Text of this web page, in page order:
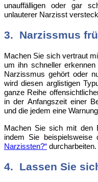
unauffälligen oder gar
unlauterer Narzisst
3. Narzissmus
Machen Sie sich vertraut
um ihn schneller
Narzissmus gehört oder
wird diesen arglistigen
ganze Reihe
in der Anfangszeit einer
und die jedem eine
Machen Sie sich mit den
indem Sie
Narzissten?“ durcharbeiten.
4. Lassen Sie